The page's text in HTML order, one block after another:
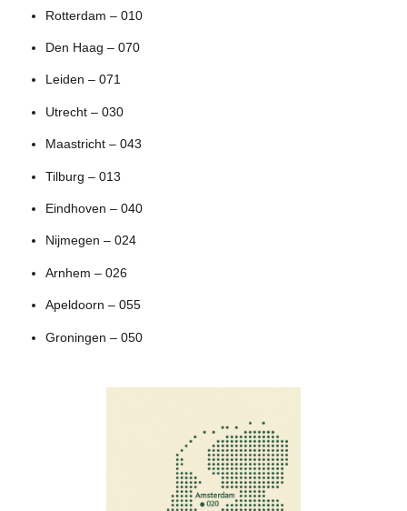
Rotterdam – 010
Den Haag – 070
Leiden – 071
Utrecht – 030
Maastricht – 043
Tilburg – 013
Eindhoven – 040
Nijmegen – 024
Arnhem – 026
Apeldoorn – 055
Groningen – 050